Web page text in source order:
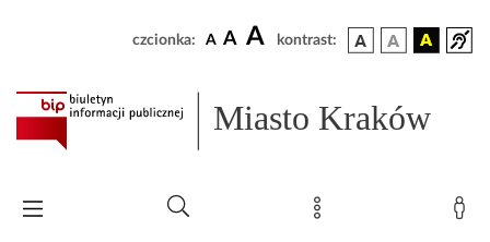
czcionka: A A A kontrast:
Miasto Kraków